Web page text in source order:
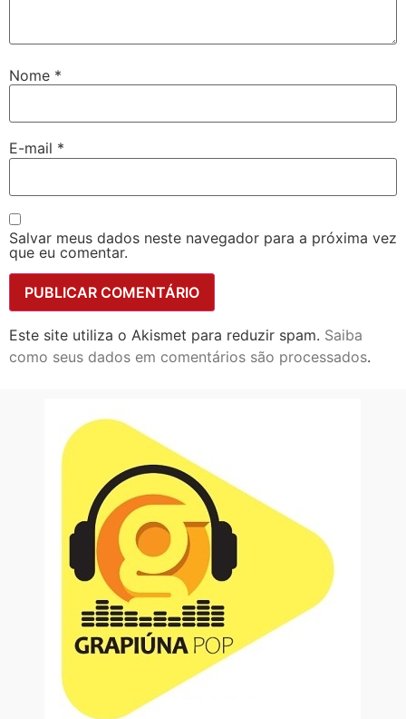
Nome *
E-mail *
Salvar meus dados neste navegador para a próxima vez
que eu comentar.
Este site utiliza o Akismet para reduzir spam. Saiba
como seus dados em comentários são processados.